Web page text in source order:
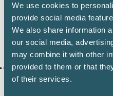
We use cookies to
provide social media
We also share information
our social media,
may combine it with other
provided to them or that
of their services.
Dela: